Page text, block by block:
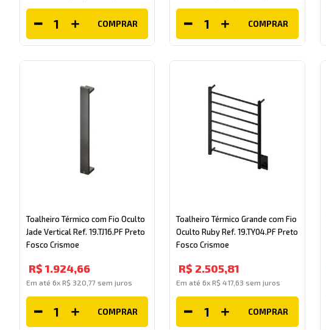
COMPRAR COMPRAR
Toalheiro Térmico com Fio Oculto
Jade Vertical Ref. 19.TJ16.PF Preto
Fosco Crismoe
R$ 1.924,66
Em até 6x R$ 320 77sem juros
COMPRAR
Toalheiro Térmico Grande com Fio
Oculto Ruby Ref. 19.TY04.PF Preto
Fosco Crismoe
R$ 2.505,81
Em até6xR$ 417,63 sem juros
COMPRAR